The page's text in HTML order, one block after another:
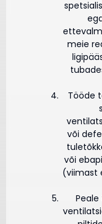
meie
Tööde
või
või
(viimast